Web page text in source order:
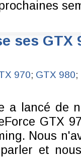
ses GTX
970; GTX 980;
a lancé de
GTX
Nous
et